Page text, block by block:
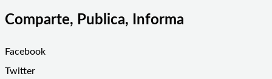
Comparte, Publica, Informa
Facebook
Twitter